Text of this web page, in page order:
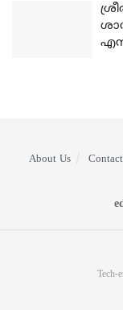
About Us
Tech-